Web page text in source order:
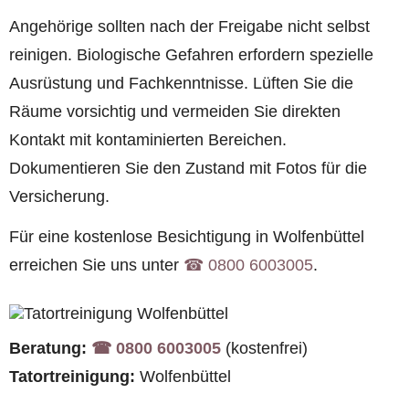
Angehörige sollten nach der Freigabe nicht selbst
reinigen. Biologische Gefahren erfordern spezielle
Ausrüstung und Fachkenntnisse. Lüften Sie die
Räume vorsichtig und vermeiden Sie direkten
Kontakt mit kontaminierten Bereichen.
Dokumentieren Sie den Zustand mit Fotos für die
Versicherung.
Für eine kostenlose Besichtigung in Wolfenbüttel
erreichen Sie uns unter ☎︎ 0800 6003005.
Beratung: ☎︎ 0800 6003005 (kostenfrei)
Tatortreinigung: Wolfenbüttel